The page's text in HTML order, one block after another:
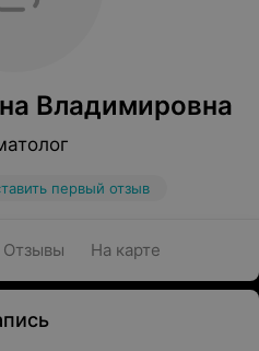
Владимировна
первый отзыв
Отзывы На карте